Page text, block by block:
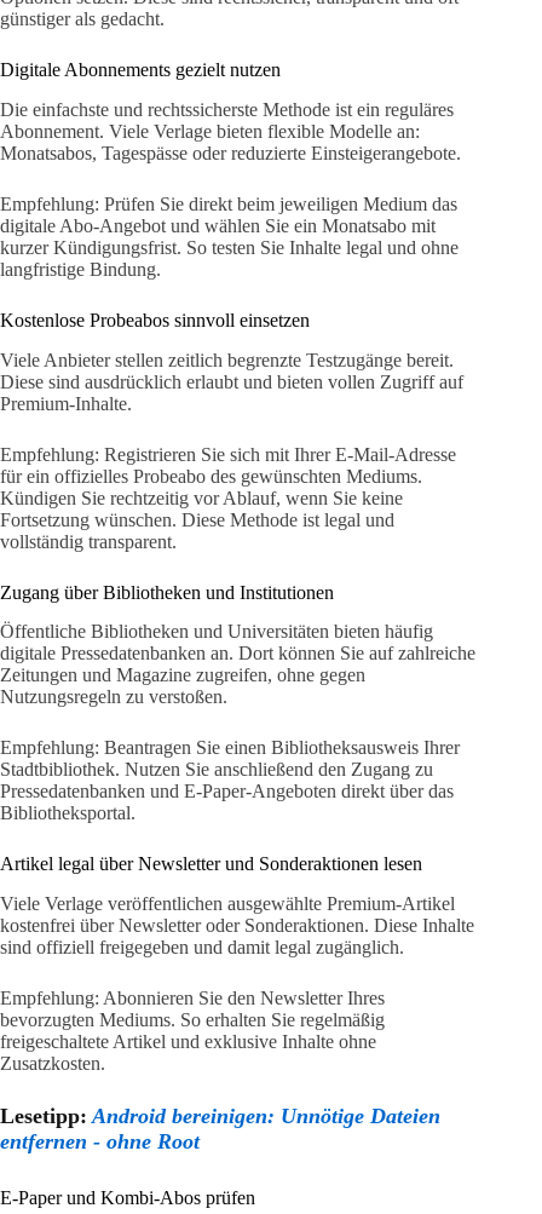
günstiger als gedacht.
Digitale Abonnements gezielt nutzen
Die einfachste und rechtssicherste Methode ist ein reguläres
Abonnement. Viele Verlage bieten flexible Modelle an:
Monatsabos, Tagespässe oder reduzierte Einsteigerangebote.
Empfehlung: Prüfen Sie direkt beim jeweiligen Medium das
digitale Abo-Angebot und wählen Sie ein Monatsabo mit
kurzer Kündigungsfrist. So testen Sie Inhalte legal und ohne
langfristige Bindung.
Kostenlose Probeabos sinnvoll einsetzen
Viele Anbieter stellen zeitlich begrenzte Testzugänge bereit.
Diese sind ausdrücklich erlaubt und bieten vollen Zugriff auf
Premium-Inhalte.
Empfehlung: Registrieren Sie sich mit Ihrer E-Mail-Adresse
für ein offizielles Probeabo des gewünschten Mediums.
Kündigen Sie rechtzeitig vor Ablauf, wenn Sie keine
Fortsetzung wünschen. Diese Methode ist legal und
vollständig transparent.
Zugang über Bibliotheken und Institutionen
Öffentliche Bibliotheken und Universitäten bieten häufig
digitale Pressedatenbanken an. Dort können Sie auf zahlreiche
Zeitungen und Magazine zugreifen, ohne gegen
Nutzungsregeln zu verstoßen.
Empfehlung: Beantragen Sie einen Bibliotheksausweis Ihrer
Stadtbibliothek. Nutzen Sie anschließend den Zugang zu
Pressedatenbanken und E-Paper-Angeboten direkt über das
Bibliotheksportal.
Artikel legal über Newsletter und Sonderaktionen lesen
Viele Verlage veröffentlichen ausgewählte Premium-Artikel
kostenfrei über Newsletter oder Sonderaktionen. Diese Inhalte
sind offiziell freigegeben und damit legal zugänglich.
Empfehlung: Abonnieren Sie den Newsletter Ihres
bevorzugten Mediums. So erhalten Sie regelmäßig
freigeschaltete Artikel und exklusive Inhalte ohne
Zusatzkosten.
Lesetipp: Android bereinigen: Unnötige Dateien
entfernen - ohne Root
E-Paper und Kombi-Abos prüfen